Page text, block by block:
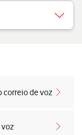
correio de voz